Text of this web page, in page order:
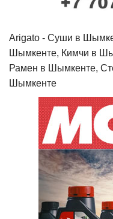
Arigato - Cуши в
Шымкенте, Кимчи в
Рамен в Шымкенте,
Шымкенте